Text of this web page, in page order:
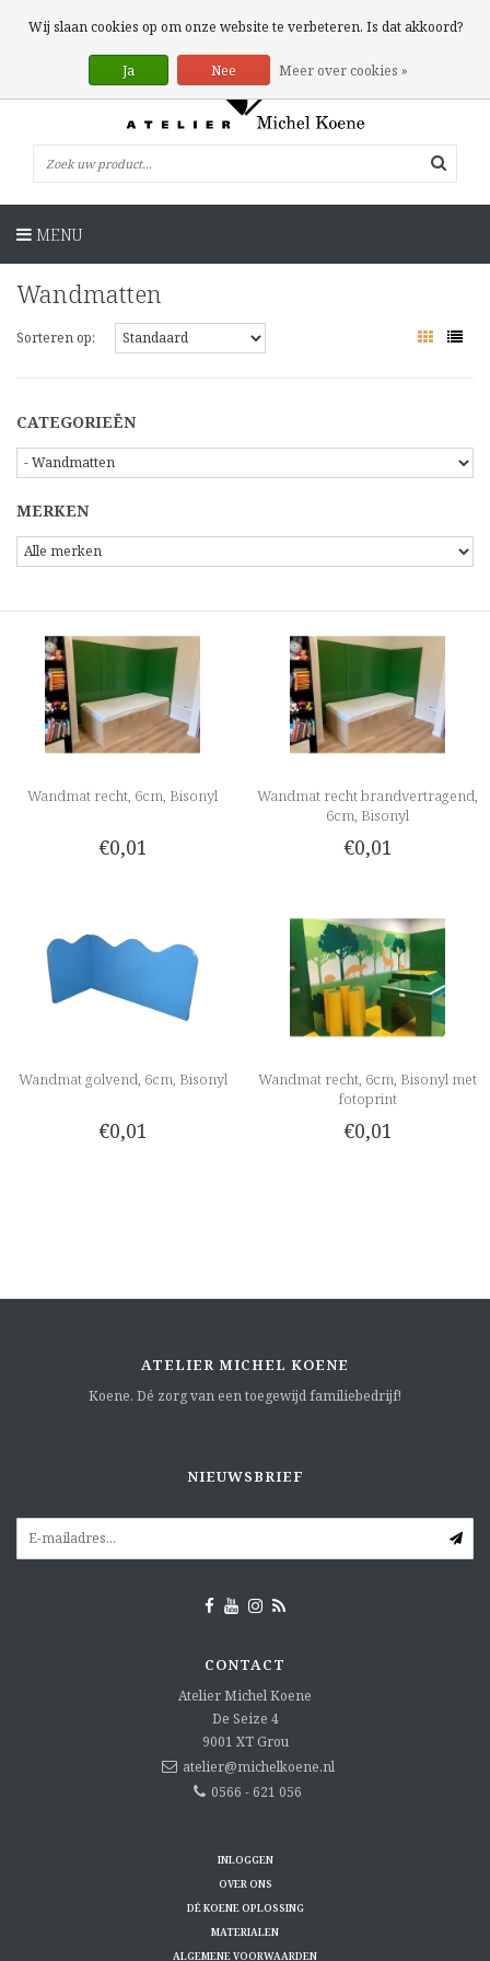
0 Artikelen
MENU
Wandmatten
Sorteren op:
CATEGORIEËN
MERKEN
Wandmat recht, 6cm, Bisonyl
€0,01
Wandmat recht brandvertragend,
6cm, Bisonyl
€0,01
Wandmat golvend, 6cm, Bisonyl
€0,01
Wandmat recht, 6cm, Bisonyl met
fotoprint
€0,01
ATELIER MICHEL KOENE
Koene. Dé zorg van een toegewijd familiebedrijf!
NIEUWSBRIEF
CONTACT
Atelier Michel Koene
De Seize 4
9001 XT Grou
atelier@michelkoene.nl
0566 - 621 056
INLOGGEN
OVER ONS
DÉ KOENE OPLOSSING
MATERIALEN
ALGEMENE VOORWAARDEN
Wij slaan cookies op om onze website te verbeteren. Is dat akkoord?
Ja Nee Meer over cookies »